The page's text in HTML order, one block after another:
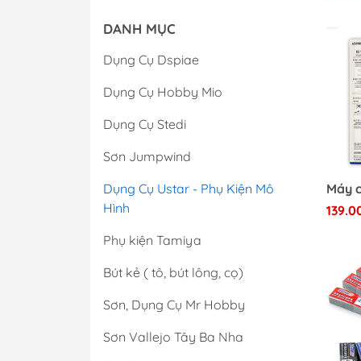
Cưa, máy cắt & máy mài
Hộp dụng cụ cầm tay
Sơn Dầu
Máy khoan, máy vặn vít & phụ
kiện
DANH MỤC
Dụng Cụ Dspiae
Dụng Cụ Hobby Mio
Dụng Cụ Stedi
Sơn Jumpwind
Dụng Cụ Ustar - Phụ Kiện Mô
Hình
Phụ kiện Tamiya
Bút kẻ ( tô, bút lông, cọ)
Sơn, Dụng Cụ Mr Hobby
Sơn Vallejo Tây Ba Nha